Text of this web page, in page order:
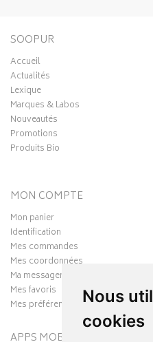
Nous
cookies
SOOPUR
Accueil
Actualités
Lexique
Marques & Labos
Nouveautés
Promotions
Produits Bio
MON COMPTE
Mon panier
Identification
Mes commandes
Mes coordonnées
Ma messagerie
Mes favoris
Mes préférences Cookies
APPS MOBILES